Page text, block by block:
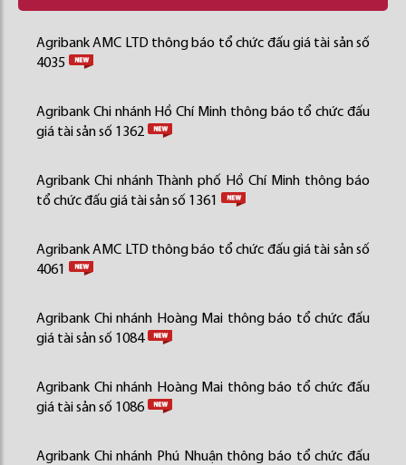
Agribank AMC LTD thông báo tổ chức đấu giá tài sản số
4035
Agribank Chi nhánh Hồ Chí Minh thông báo tổ chức đấu
giá tài sản số 1362
Agribank Chi nhánh Thành phố Hồ Chí Minh thông báo
tổ chức đấu giá tài sản số 1361
Agribank AMC LTD thông báo tổ chức đấu giá tài sản số
4061
Agribank Chi nhánh Hoàng Mai thông báo tổ chức đấu
giá tài sản số 1084
Agribank Chi nhánh Hoàng Mai thông báo tổ chức đấu
giá tài sản số 1086
Agribank Chi nhánh Phú Nhuận thông báo tổ chức đấu